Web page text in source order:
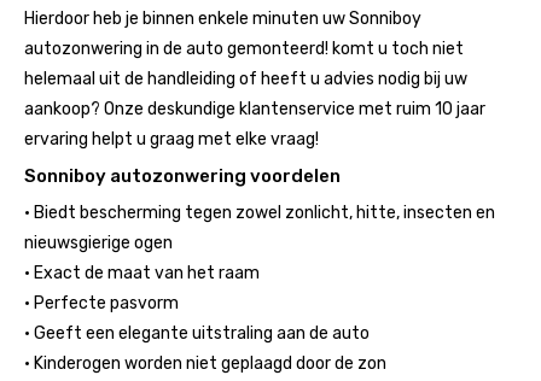
Hierdoor heb je binnen enkele minuten uw Sonniboy
autozonwering in de auto gemonteerd! komt u toch niet
helemaal uit de handleiding of heeft u advies nodig bij uw
aankoop? Onze deskundige klantenservice met ruim 10 jaar
ervaring helpt u graag met elke vraag!
Sonniboy autozonwering voordelen
• Biedt bescherming tegen zowel zonlicht, hitte, insecten en
nieuwsgierige ogen
• Exact de maat van het raam
• Perfecte pasvorm
• Geeft een elegante uitstraling aan de auto
• Kinderogen worden niet geplaagd door de zon